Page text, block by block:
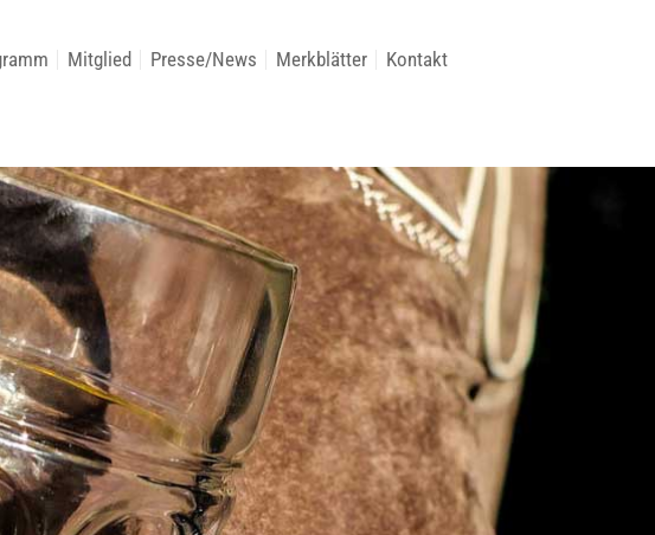
Mitglied Presse/News Merkblätter Kontakt